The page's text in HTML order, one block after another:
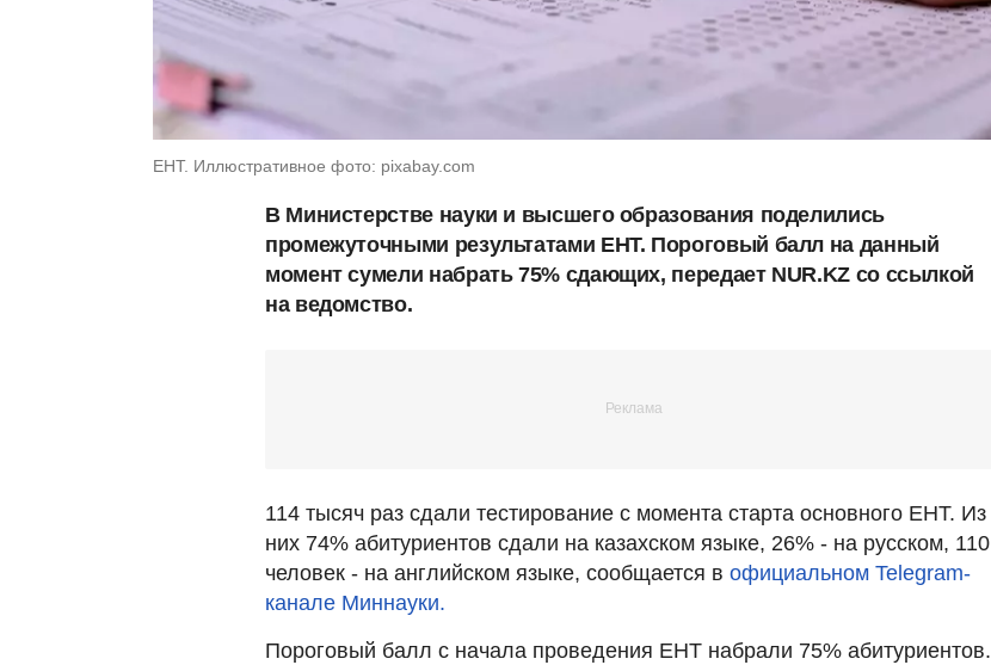
ЕНТ. Иллюстративное фото: pixabay.com
В Министерстве науки и высшего образования поделились
промежуточными результатами ЕНТ. Пороговый балл на данный
момент сумели набрать 75% сдающих, передает NUR.KZ со ссылкой
на ведомство.
114 тысяч раз сдали тестирование с момента старта основного ЕНТ. Из
них 74% абитуриентов сдали на казахском языке, 26% - на русском, 110
человек - на английском языке, сообщается в официальном Telegram-
канале Миннауки.
Пороговый балл с начала проведения ЕНТ набрали 75% абитуриентов.